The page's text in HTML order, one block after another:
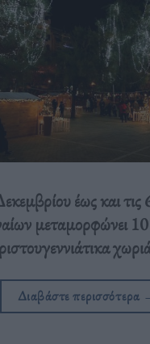
έως και τις
μεταμορφώνει 10
Διαβάστε περισσότερα